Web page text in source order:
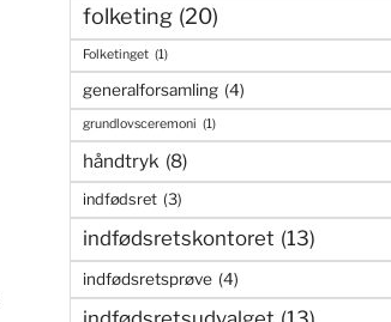
folketing (20)
Folketinget (1)
generalforsamling (4)
grundlovsceremoni (1)
håndtryk (8)
indfødsret (3)
indfødsretskontoret (13)
indfødsretsprøve (4)